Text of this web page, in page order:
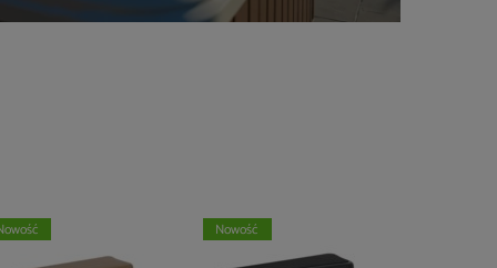
Nowość